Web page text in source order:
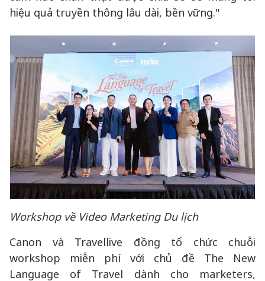
hiệu quả truyền thông lâu dài, bền vững."
Workshop về Video Marketing Du lịch
Canon và Travellive đồng tổ chức chuỗi
workshop miễn phí với chủ đề The New
Language of Travel dành cho marketers,